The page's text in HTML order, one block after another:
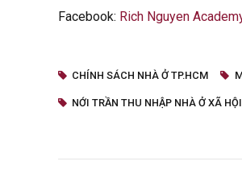
Facebook: Rich Nguyen
CHÍNH SÁCH NHÀ Ở TP.HCM
NỚI TRẦN THU NHẬP NHÀ Ở XÃ HỘI